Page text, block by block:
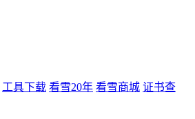
工具下载 看雪20年 看雪商城 证书查